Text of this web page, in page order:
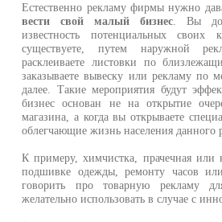
Естественно рекламу фирмы нужно
вести свой малый бизнес. Вы
известность потенциальных
существуете, путем наружной
расклеиваете листовки по
заказываете вывеску или рекламу по
далее. Такие мероприятия будут
бизнес основан не на открытие
магазина, а когда вы открываете
облегчающие жизнь населения данного
К примеру, химчистка, прачечная или
подшивке одежды, ремонту часов
говорить про товарную рекламу
желательно использовать в случае с